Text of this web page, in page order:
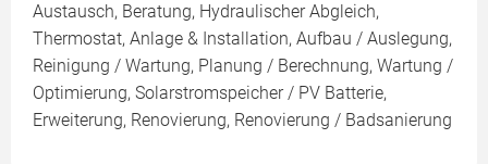
Austausch, Beratung, Hydraulischer Abgleich,
Thermostat, Anlage & Installation, Aufbau / Auslegung,
Reinigung / Wartung, Planung / Berechnung, Wartung /
Optimierung, Solarstromspeicher / PV Batterie,
Erweiterung, Renovierung, Renovierung / Badsanierung